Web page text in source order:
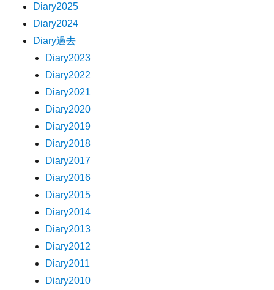
Diary2025
Diary2024
Diary過去
Diary2023
Diary2022
Diary2021
Diary2020
Diary2019
Diary2018
Diary2017
Diary2016
Diary2015
Diary2014
Diary2013
Diary2012
Diary2011
Diary2010